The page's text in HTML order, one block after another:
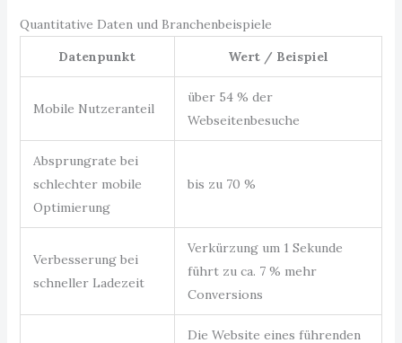
Quantitative Daten und Branchenbeispiele
Datenpunkt
Wert / Beispiel
Mobile Nutzeranteil
über 54 % der
Webseitenbesuche
Absprungrate bei
schlechter mobile
Optimierung
bis zu 70 %
Verbesserung bei
schneller Ladezeit
Verkürzung um 1 Sekunde
führt zu ca. 7 % mehr
Conversions
Die Website eines führenden